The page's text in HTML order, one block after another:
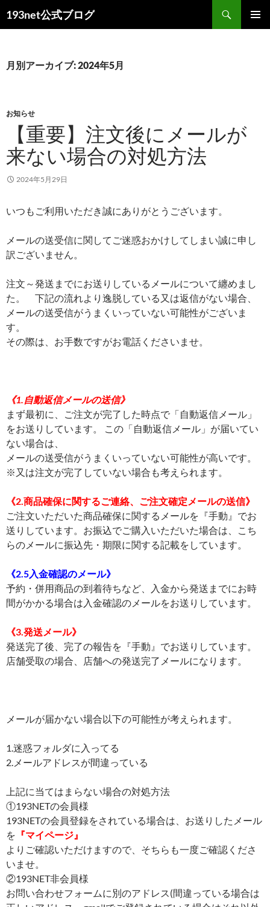
ン
ツ
キ
193net公式ブログ
索
月別アーカイブ: 2024年5月
お知らせ
【重要】注文後にメールが
来ない場合の対処方法
2024年5月29日
いつもご利用いただき誠にありがとうございます。
メールの送受信に関してご迷惑おかけしてしまい誠に申し
訳ございません。
注文～発送までにお送りしているメールについて纏めまし
た。 下記の流れより逸脱している又は返信がない場合、
メールの送受信がうまくいっていない可能性がございま
す。
その際は、お手数ですがお電話くださいませ。
《1.自動返信メールの送信》
まず最初に、ご注文が完了した時点で「自動返信メール」
をお送りしています。 この「自動返信メール」が届いてい
ない場合は、
メールの送受信がうまくいっていない可能性が高いです。
※又は注文が完了していない場合も考えられます。
《2.商品確保に関するご連絡、ご注文確定メールの送信》
ご注文いただいた商品確保に関するメールを『手動』でお
送りしています。お振込でご購入いただいた場合は、こち
らのメールに振込先・期限に関する記載をしています。
《2.5入金確認のメール》
予約・併用商品の到着待ちなど、入金から発送までにお時
間がかかる場合は入金確認のメールをお送りしています。
《3.発送メール》
発送完了後、完了の報告を『手動』でお送りしています。
店舗受取の場合、店舗への発送完了メールになります。
メールが届かない場合以下の可能性が考えられます。
1.迷惑フォルダに入ってる
2.メールアドレスが間違っている
上記に当てはまらない場合の対処方法
①193NETの会員様
193NETの会員登録をされている場合は、お送りしたメール
を 『マイページ』
よりご確認いただけますので、そちらも一度ご確認くださ
いませ。
②193NET非会員様
お問い合わせフォームに別のアドレス(間違っている場合は